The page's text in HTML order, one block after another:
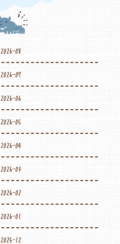
2026-08
2026-07
2026-06
2026-05
2026-04
2026-03
2026-02
2026-01
2025-12